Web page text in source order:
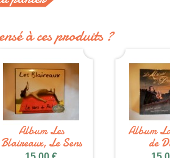
à ces produits ?
Album Les
Blaireaux, Le Sens
Album
de